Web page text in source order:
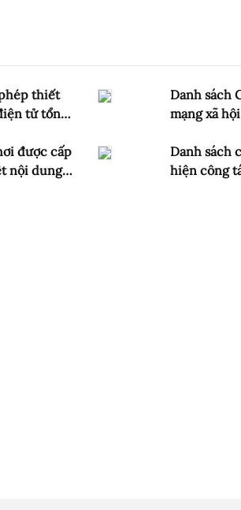
thiết
tử tổng
Danh sách
mạng xã
được cấp
nội dung,
Danh sách
hiện công